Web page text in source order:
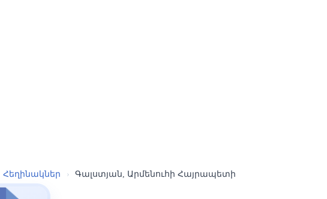
Հեղինակներ › Գալստյան, Արմենուհի Հայրապետի